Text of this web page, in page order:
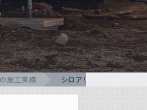
施工実績 シロアリ駆除の施工事例